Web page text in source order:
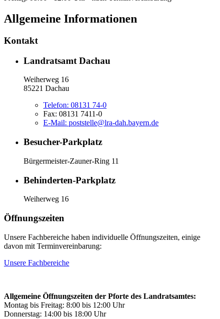
Allgemeine Informationen
Kontakt
Landratsamt Dachau
Weiherweg 16
85221 Dachau
Telefon: 08131 74-0
Fax: 08131 7411-0
E-Mail: poststelle@lra-dah.bayern.de
Besucher-Parkplatz
Bürgermeister-Zauner-Ring 11
Behinderten-Parkplatz
Weiherweg 16
Öffnungszeiten
Unsere Fachbereiche haben individuelle Öffnungszeiten, einige
davon mit Terminvereinbarung:
Unsere Fachbereiche
Allgemeine Öffnungszeiten der Pforte des Landratsamtes:
Montag bis Freitag: 8:00 bis 12:00 Uhr
Donnerstag: 14:00 bis 18:00 Uhr